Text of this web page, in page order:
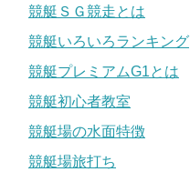
競艇ＳＧ競走とは
競艇いろいろランキング
競艇プレミアムG1とは
競艇初心者教室
競艇場の水面特徴
競艇場旅打ち